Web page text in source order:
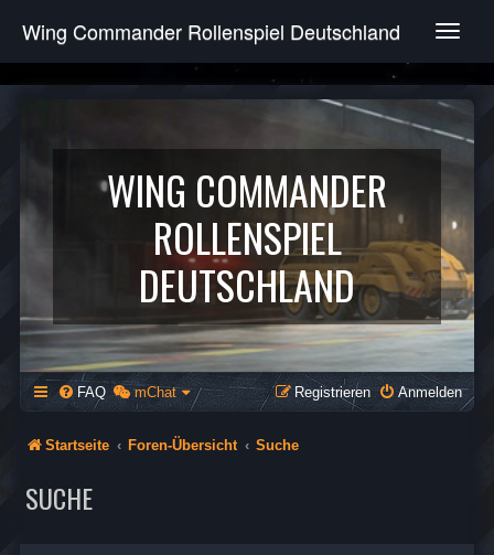
T
g
e
v
g
a
t
i
o
n
Wing Commander Rollenspiel Deutschland
WING COMMANDER
ROLLENSPIEL
DEUTSCHLAND
FAQ mChat Anmelden
Registrieren
Startseite Foren-Übersicht Suche
SUCHE